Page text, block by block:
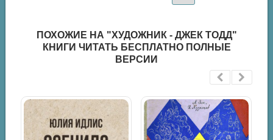
ПОХОЖИЕ НА "ХУДОЖНИК - ДЖЕК ТОДД"
КНИГИ ЧИТАТЬ БЕСПЛАТНО ПОЛНЫЕ
ВЕРСИИ